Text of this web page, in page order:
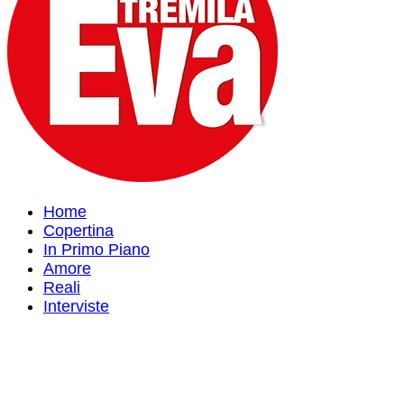
Home
Copertina
In Primo Piano
Amore
Reali
Interviste